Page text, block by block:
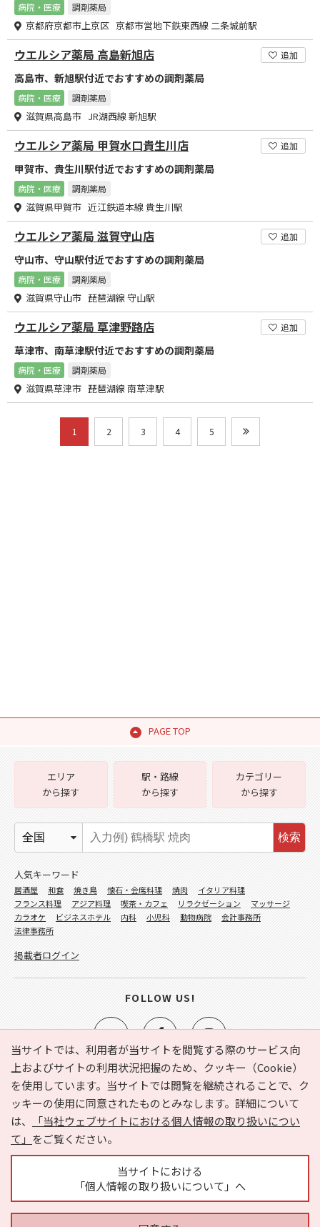
病院・医療 調剤薬局
京都府京都市上京区 京都市営地下鉄東西線 二条城前駅
ウエルシア薬局 高島新旭店 追加
高島市、新旭駅付近でおすすめの調剤薬局
病院・医療 調剤薬局
滋賀県高島市 JR湖西線 新旭駅
ウエルシア薬局 甲賀水口貴生川店 追加
甲賀市、貴生川駅付近でおすすめの調剤薬局
病院・医療 調剤薬局
滋賀県甲賀市 近江鉄道本線 貴生川駅
ウエルシア薬局 滋賀守山店 追加
守山市、守山駅付近でおすすめの調剤薬局
病院・医療 調剤薬局
滋賀県守山市 琵琶湖線 守山駅
ウエルシア薬局 草津野路店 追加
草津市、南草津駅付近でおすすめの調剤薬局
病院・医療 調剤薬局
滋賀県草津市 琵琶湖線 南草津駅
1 2 3 4 5
PAGE TOP
当サイトでは、利用者が当サイトを閲覧する際のサービス向
上およびサイトの利用状況把握のため、クッキー（Cookie）
を使用しています。当サイトでは閲覧を継続されることで、ク
ッキーの使用に同意されたものとみなします。詳細について
は、
「当社ウェブサイトにおける個人情報の取り扱いについ
て」 をご覧ください。
当サイトにおける
「個人情報の取り扱いについて」へ
e-NAVITA（イーナビタ）とは？ お気に入り
ヘルプ
利用規約
個人情報の取り扱いについて
運営会社
サイトマップ
広告掲載に関するお問い合わせ
エリア
から探す
駅・路線
から探す
カテゴリー
から探す
検索
人気キーワード
居酒屋 和食 焼き鳥 懐石・会席料理 焼肉
イタリア料理
フランス料理
アジア料理 喫茶・カフェ リラクゼーション
マッサージ
カラオケ
ビジネスホテル 内科 小児科 動物病院
会計事務所
法律事務所
掲載者ログイン
FOLLOW US!